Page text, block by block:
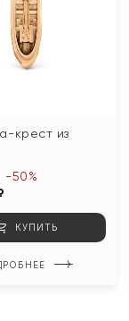
крест из
-50%
КУПИТЬ